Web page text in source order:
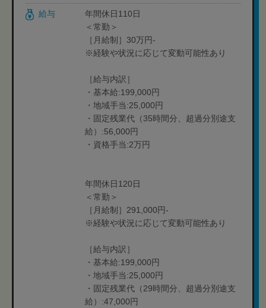
給与
年間休日110日
＜常勤＞
［月給制］30万円-
※経験や状況に応じて変動可能性あり
［給与内訳］
・基本給:199,000円
・地域手当:25,000円
・固定残業代（35時間分、超過分別途支
給）:56,000円
・資格手当:2万円
年間休日120日
＜常勤＞
［月給制］291,000円-
※経験や状況に応じて変動可能性あり
［給与内訳］
・基本給:199,000円
・地域手当:25,000円
・固定残業代（29時間分、超過分別途支
給）:47,000円